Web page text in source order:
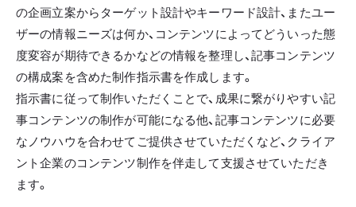
の企画立案からターゲット設計やキーワード設計、またユー
ザーの情報ニーズは何か、コンテンツによってどういった態
度変容が期待できるかなどの情報を整理し、記事コンテンツ
の構成案を含めた制作指示書を作成します。
指示書に従って制作いただくことで、成果に繋がりやすい記
事コンテンツの制作が可能になる他、記事コンテンツに必要
なノウハウを合わせてご提供させていただくなど、クライア
ント企業のコンテンツ制作を伴走して支援させていただき
ます。